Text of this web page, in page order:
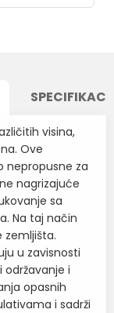
visina,
Ove
nepropusne za
nagrizajuće
sa
Na taj način
u zavisnosti
održavanje i
opasnih
i sadrži